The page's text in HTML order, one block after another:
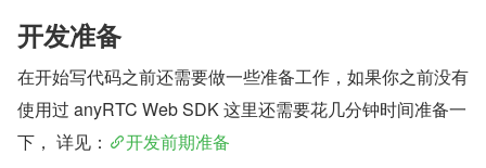
开发准备
在开始写代码之前还需要做一些准备工作，如果你之前没有
使用过 anyRTC Web SDK 这里还需要花几分钟时间准备一
下， 详见：
开发前期准备